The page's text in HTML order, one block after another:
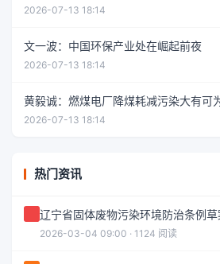
2026-07-13 18:14
文一波：中国环保产业处在崛起前夜
2026-07-13 18:14
黄毅诚：燃煤电厂降煤耗减污染大有可
2026-07-13 18:14
热门资讯
辽宁省固体废物污染环境防治条例
2026-03-04 09:00 · 1124 阅读